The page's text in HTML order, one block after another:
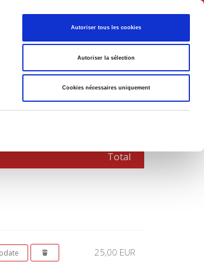
Autoriser tous les cookies
Autoriser la sélection
Cookies nécessaires uniquement
English
Total
25,00 EUR